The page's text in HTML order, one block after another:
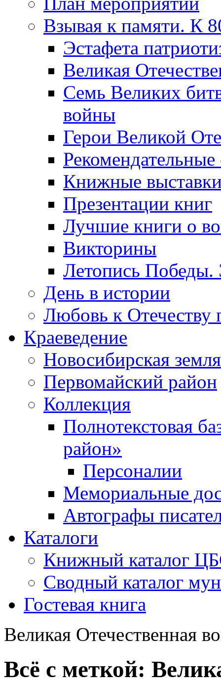
Взывая к памяти. К
Эcтафета
Великая
Семь Великих
войны
Герои Великой
Рекомендательные
Книжные
Презентации книг
Лучшие книги о
Викторины
Летопись Победы.
День в истории
Любовь к Отечеству
Краеведение
Новосибирская земля
Первомайский район
Коллекция
Полнотекстовая
район»
Персоналии
Мемориальные
Автографы
Каталоги
Книжный каталог
Сводный каталог
Гостевая книга
Великая Отечественная
Всё с меткой: